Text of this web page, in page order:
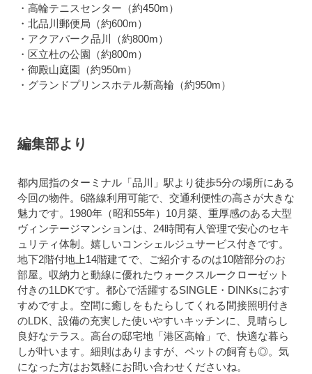
・高輪テニスセンター（約450m）
・北品川郵便局（約600m）
・アクアパーク品川（約800m）
・区立杜の公園（約800m）
・御殿山庭園（約950m）
・グランドプリンスホテル新高輪（約950m）
編集部より
都内屈指のターミナル「品川」駅より徒歩5分の場所にある
今回の物件。6路線利用可能で、交通利便性の高さが大きな
魅力です。1980年（昭和55年）10月築、重厚感のある大型
ヴィンテージマンションは、24時間有人管理で安心のセキ
ュリティ体制。嬉しいコンシェルジュサービス付きです。
地下2階付地上14階建てで、ご紹介するのは10階部分のお
部屋。収納力と動線に優れたウォークスルークローゼット
付きの1LDKです。都心で活躍するSINGLE・DINKsにおす
すめですよ。空間に癒しをもたらしてくれる間接照明付き
のLDK、設備の充実した使いやすいキッチンに、見晴らし
良好なテラス。高台の邸宅地「港区高輪」で、快適な暮ら
しが叶います。細則はありますが、ペットの飼育も◎。気
になった方はお気軽にお問い合わせくださいね。